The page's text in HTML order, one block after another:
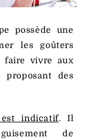
possède une
les goûters
faire vivre aux
proposant des
indicatif. Il
de